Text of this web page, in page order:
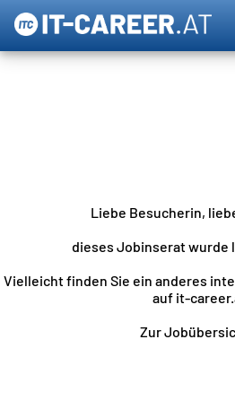
Liebe Besucherin,
dieses Jobinserat wurde
Vielleicht finden Sie ein anderes
auf it-
Zur